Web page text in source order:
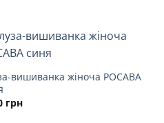
вишиванка жіноча РОСАВА
грн